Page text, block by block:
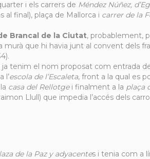
i els carrers de Méndez Núñez,
final), plaça de Mallorca i carrer de la
Brancal de la Ciutat, probablement,
murà que hi havia junt al convent dels
tenim el nom proposat com entrada
l’escola de l’Escaleta, front a la qual es
casa del Rellotgei finalment a la plaça
Llull) que impedia l’accés dels
de la Paz y adyacentes i tenia com a